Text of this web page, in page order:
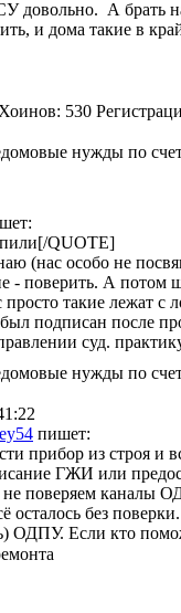
довольно. А брать на
и дома такие в
530
нужды по
QUOTE]
(нас особо не
- поверить. А потом
просто такие лежат
подписан после
суд.
нужды по
пишет:
прибор из строя и
ГЖИ или
поверяем каналы
осталось без
ОДПУ. Если кто